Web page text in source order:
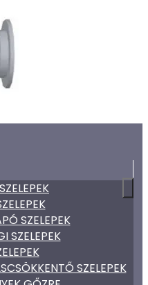
SZELEPEK
SZELEPEK
SZELEPEK
SZELEPEK